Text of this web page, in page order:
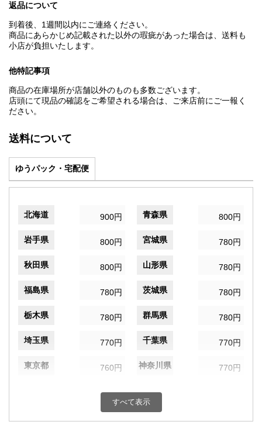
返品について
到着後、1週間以内にご連絡ください。
商品にあらかじめ記載された以外の瑕疵があった場合は、送料も
小店が負担いたします。
他特記事項
商品の在庫場所が店舗以外のものも多数ございます。
店頭にて現品の確認をご希望される場合は、ご来店前にご一報く
ださい。
送料について
ゆうパック・宅配便
北海道 900円 青森県 800円
岩手県 800円 宮城県 780円
秋田県 800円 山形県 780円
福島県 780円 茨城県 780円
栃木県 780円 群馬県 780円
埼玉県 770円 千葉県 770円
東京都 760円 神奈川県 770円
790円 富山県
すべて表示